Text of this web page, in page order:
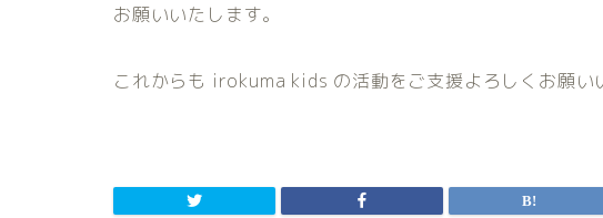
お願いいたします。
これからも irokuma kids の活動をご支援よろしくお願い